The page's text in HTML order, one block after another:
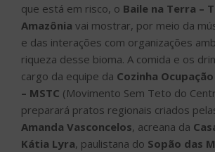
que está em risco, o Baile na Terra –
Amazônia vai mostrar, por meio da
e das interações com organizações
riqueza desse bioma. A comida e os
cargo da equipe da Cozinha
– MSTC (Movimento Sem Teto do
preparará pratos regionais criados
Amanda Vasconcelos, acreana da
Kátia Lyra, paulistana do Sopão das